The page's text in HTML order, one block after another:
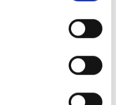
kiertotaloutta?
tuotteiden
tehokasta
Jotkut